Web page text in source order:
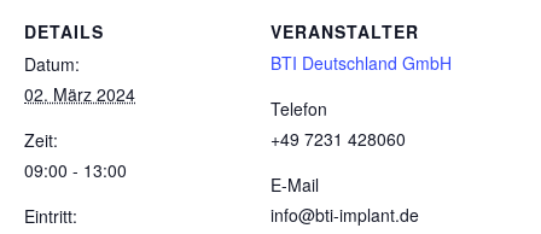
DETAILS
Datum:
02. März 2024
Zeit:
09:00 - 13:00
Eintritt:
VERANSTALTER
BTI Deutschland GmbH
Telefon
+49 7231 428060
E-Mail
info@bti-implant.de